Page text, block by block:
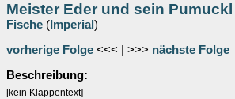
Meister Eder und sein Pumuckl
Fische ( Imperial)
vorherige Folge <<< | >>> nächste Folge
Beschreibung:
[kein Klappentext]